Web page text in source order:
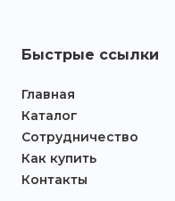
Быстрые ссылки
Главная
Каталог
Сотрудничество
Как купить
Контакты